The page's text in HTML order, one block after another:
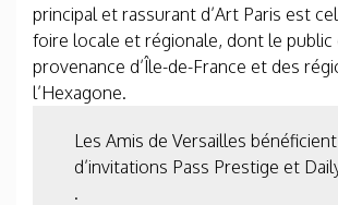
principal et rassurant d’Art Paris est
foire locale et régionale, dont le public
provenance d’Île-de-France et des
l’Hexagone.
Les Amis de Versailles bénéficient
d’invitations Pass Prestige et
.